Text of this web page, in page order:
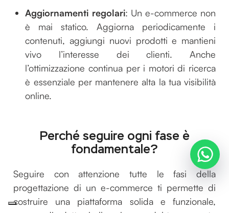
Aggiornamenti regolari: Un e-commerce non
è mai statico. Aggiorna periodicamente i
contenuti, aggiungi nuovi prodotti e mantieni
vivo l’interesse dei clienti. Anche
l’ottimizzazione continua per i motori di ricerca
è essenziale per mantenere alta la tua visibilità
online.
Perché seguire ogni fase è
fondamentale?
Seguire con attenzione tutte le fasi della
progettazione di un e-commerce ti permette di
costruire una piattaforma solida e funzionale,